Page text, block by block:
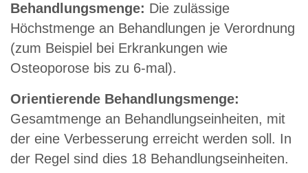
Behandlungsmenge: Die zulässige
Höchstmenge an Behandlungen je Verordnung
(zum Beispiel bei Erkrankungen wie
Osteoporose bis zu 6-mal).
Orientierende Behandlungsmenge:
Gesamtmenge an Behandlungseinheiten, mit
der eine Verbesserung erreicht werden soll. In
der Regel sind dies 18 Behandlungseinheiten.